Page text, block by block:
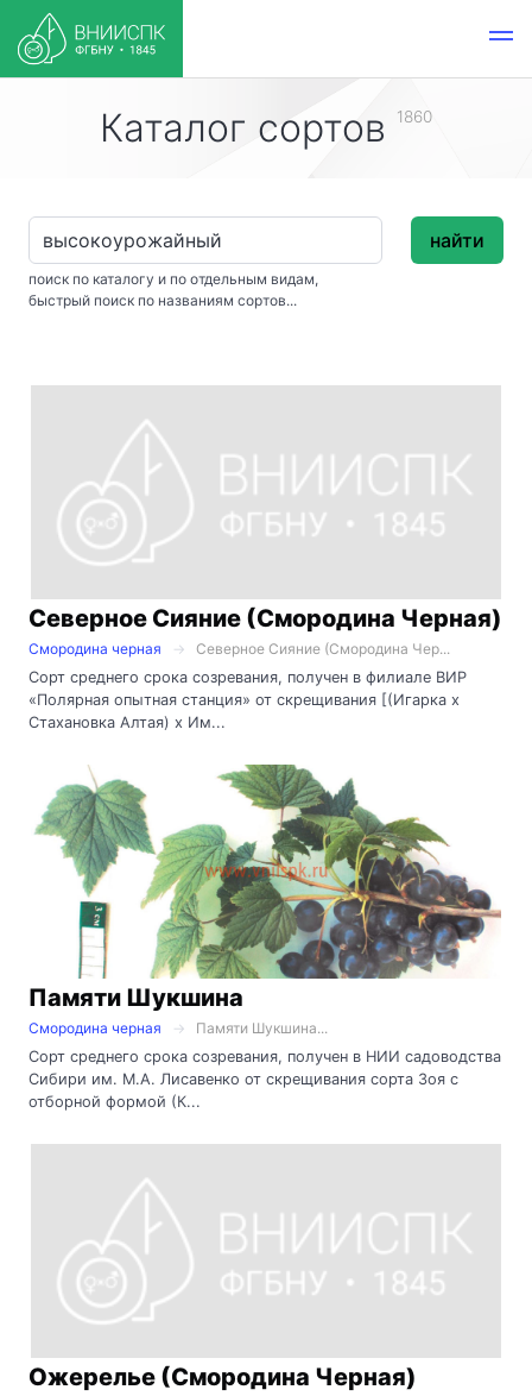
Каталог сортов 1860
поиск по каталогу и по отдельным видам,
быстрый поиск по названиям сортов...
найти
Северное Сияние (Смородина Черная)
Смородина черная
Северное Сияние (Смородина Чер...
Сорт среднего срока созревания, получен в филиале ВИР
«Полярная опытная станция» от скрещивания [(Игарка х
Стахановка Алтая) х Им...
Памяти Шукшина
Смородина черная
Памяти Шукшина...
Сорт среднего срока созревания, получен в НИИ садоводства
Сибири им. М.А. Лисавенко от скрещивания сорта Зоя с
отборной формой (К...
Ожерелье (Смородина Черная)